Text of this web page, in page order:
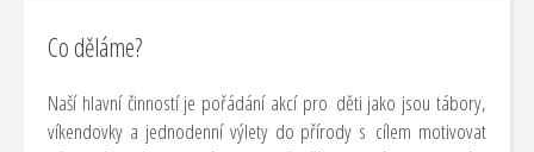
Co děláme?
Naší hlavní činností je pořádání akcí pro děti jako jsou tábory,
víkendovky a jednodenní výlety do přírody s cílem motivovat